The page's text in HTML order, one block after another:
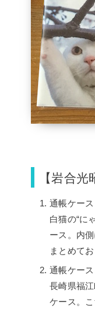
【岩合
通帳ケー
白猫の“に
ース。内
まとめて
通帳ケー
長崎県福
ケース。